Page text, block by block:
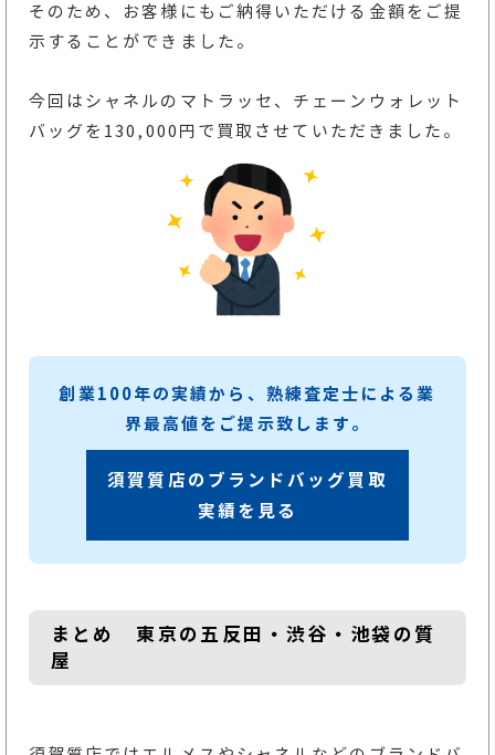
そのため、お客様にもご納得いただける金額をご提
示することができました。
今回はシャネルのマトラッセ、チェーンウォレット
バッグを130,000円で買取させていただきました。
創業100年の実績から、熟練査定士による業
界最高値をご提示致します。
須賀質店のブランドバッグ買取
実績を見る
まとめ 東京の五反田・渋谷・池袋の質
屋